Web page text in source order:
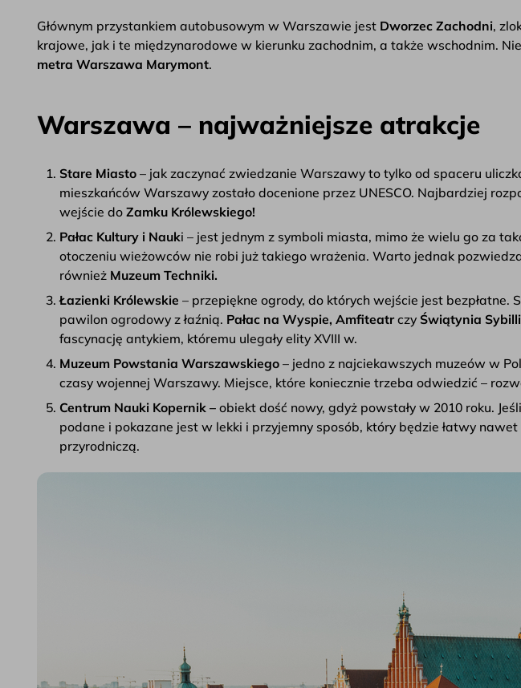
Głównym przystankiem autobusowym w Warszawie jest Dworzec Zachodni,
krajowe, jak i te międzynarodowe w kierunku zachodnim, a także wschodnim.
metra Warszawa Marymont.
Warszawa – najważniejsze atrakcje
Stare Miasto – jak zaczynać zwiedzanie Warszawy to tylko od spaceru
mieszkańców Warszawy zostało docenione przez UNESCO. Najbardziej
wejście do Zamku Królewskiego!
Pałac Kultury i Nauki – jest jednym z symboli miasta, mimo że wielu go za
otoczeniu wieżowców nie robi już takiego wrażenia. Warto jednak
również Muzeum Techniki.
Łazienki Królewskie – przepiękne ogrody, do których wejście jest
pawilon ogrodowy z łaźnią. Pałac na Wyspie, Amfiteatrczy Świątynia Sybilli
fascynację antykiem, któremu ulegały elity XVIII w.
Muzeum Powstania Warszawskiego – jedno z najciekawszych muzeów w
czasy wojennej Warszawy. Miejsce, które koniecznie trzeba odwiedzić –
Centrum Nauki Kopernik – obiekt dość nowy, gdyż powstały w 2010 roku.
podane i pokazane jest w lekki i przyjemny sposób, który będzie łatwy
przyrodniczą.